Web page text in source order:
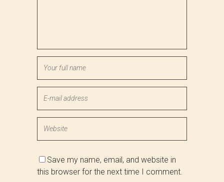
Save my name, email, and website in
this browser for the next time I comment.